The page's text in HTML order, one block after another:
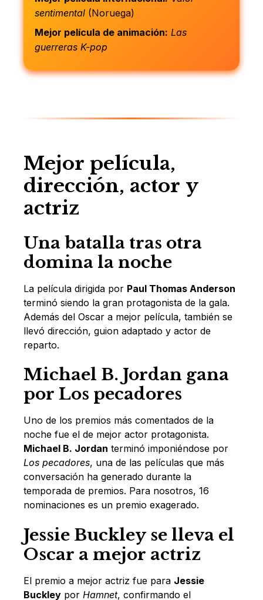
sentimental (Noruega)
Mejor película de animación: Las
guerreras K-pop
Mejor película,
dirección, actor y
actriz
Una batalla tras otra
domina la noche
La película dirigida por Paul Thomas Anderson
terminó siendo la gran protagonista de la gala.
Además del Oscar a mejor película, también se
llevó dirección, guion adaptado y actor de
reparto.
Michael B. Jordan gana
por Los pecadores
Uno de los premios más comentados de la
noche fue el de mejor actor protagonista.
Michael B. Jordan terminó imponiéndose por
Los pecadores, una de las películas que más
conversación ha generado durante la
temporada de premios. Para nosotros, 16
nominaciones es un premio exagerado.
Jessie Buckley se lleva el
Oscar a mejor actriz
El premio a mejor actriz fue para Jessie
Buckley por Hamnet, confirmando el